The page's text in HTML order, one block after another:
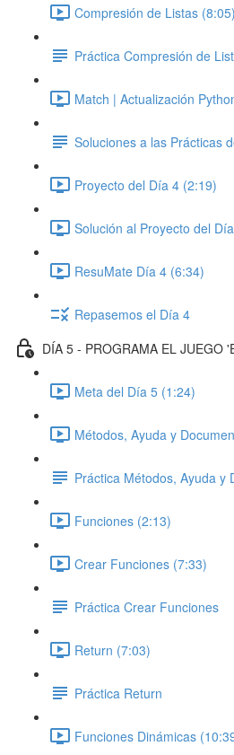
Compresión de Listas (8:05)
Práctica Compresión de
Match | Actualización
Soluciones a las Prácticas
Proyecto del Día 4 (2:19)
Solución al Proyecto del
ResuMate Día 4 (6:34)
Repasemos el Día 4
DÍA 5 - PROGRAMA EL JUEGO
Meta del Día 5 (1:24)
Métodos, Ayuda y
Práctica Métodos, Ayuda y
Funciones (2:13)
Crear Funciones (7:33)
Práctica Crear Funciones
Return (7:03)
Práctica Return
Funciones Dinámicas